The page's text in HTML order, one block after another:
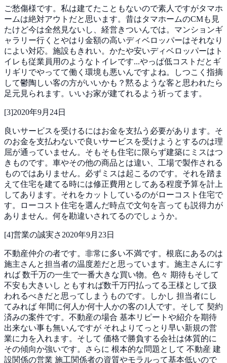
ご愁傷様です。私は建てたこともないので素人ですがタマホ
ームは絶対アウトだと思います。昔はタマホームのCMも見
たけど今は全然見ないし、経営きついんでは。マンションギ
ャラリー行くとやはり金額の高いディベロッパーはそれなり
によい対応。施設もきれい。かたや安いディベロッパーはト
イレも従業員用のようなトイレです...やっぱ低コストだとギ
リギリでやってて働く環境も悪いんですよね。しつこく指摘
して鬱陶しい客の方がいいかも？黙るような客と思われたら
足元見られます。いいお家が建てれるよう祈ってます。
[3]2020年9月24日
良いサービスを受けるにはお金を支払う必要があります。そ
のお金を支払わないで良いサービスを受けようとするのは理
屈が通っていません。そもそも住宅に限らず建築にミスはつ
きものです。車やその他の商品とは違い、工場で製作される
ものではありません。必ずミスは起こるのです。それを踏ま
えて住宅を建てる時には修正費用としてある程度予算を計上
してあります。それをカットしているのがローコスト住宅で
す。ローコスト住宅を選んだ時点で文句を言っても説得力が
ありません。何を勘違いされてるのでしょうか。
[4]営業の誠実さ 2020年9月23日
不動産仲介の者です。非常に多い不満です。根底にあるのは
施主さんと担当者の温度差だと思っています。施主さんにす
れば 数千万の一生で一番大きな買い物。色々 期待もそして
不安も大きいし ともすれば数千万円払ってる王様として扱
われるべきだと思ってしまうものです。しかし 担当者にし
てみれば 年間に何人か何十人かの客の1人です。そして 契約
済みの案件です。不動産の場合 基本リピートや紹介を期待
出来ない事も無いんですが それよりてっとり早い新規の営
業に力を入れます。そして 価格で勝負する会社は体質的に
その傾向か強いです。さらに 根本的な問題として 不動産 建
設関係の営業 施工関係者の資質やモラルって基本低いので